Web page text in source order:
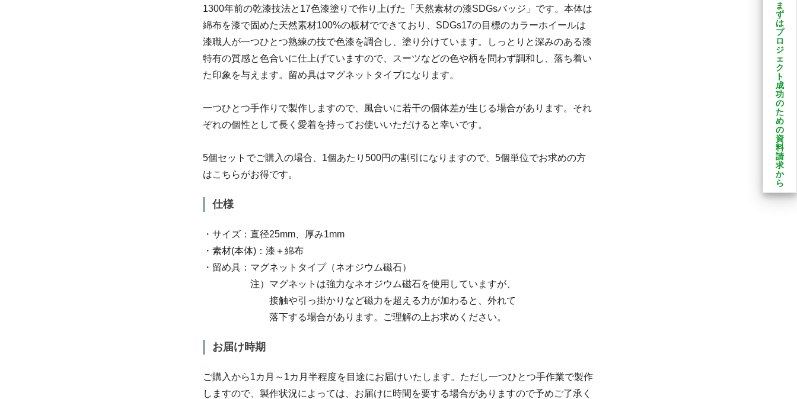
1300年前の乾漆技法と17色漆塗りで作り上げた「天然素材の漆SDGsバッジ」です。本体は
綿布を漆で固めた天然素材100%の板材でできており、SDGs17の目標のカラーホイールは
漆職人が一つひとつ熟練の技で色漆を調合し、塗り分けています。しっとりと深みのある漆
特有の質感と色合いに仕上げていますので、スーツなどの色や柄を問わず調和し、落ち着い
た印象を与えます。留め具はマグネットタイプになります。
一つひとつ手作りで製作しますので、風合いに若干の個体差が生じる場合があります。それ
ぞれの個性として長く愛着を持ってお使いいただけると幸いです。
5個セットでご購入の場合、1個あたり500円の割引になりますので、5個単位でお求めの方
はこちらがお得です。
仕様
・サイズ：直径25mm、厚み1mm
・素材(本体)：漆＋綿布
・留め具：マグネットタイプ（ネオジウム磁石）
注）マグネットは強力なネオジウム磁石を使用していますが、
接触や引っ掛かりなど磁力を超える力が加わると、外れて
落下する場合があります。ご理解の上お求めください。
お届け時期
ご購入から1カ月～1カ月半程度を目途にお届けいたします。ただし一つひとつ手作業で製作
しますので、製作状況によっては、お届けに時間を要する場合がありますので予めご了承く
ま
ず
は
プ
ロ
ジ
ェ
ク
ト
成
功
の
た
め
の
資
料
請
求
か
ら